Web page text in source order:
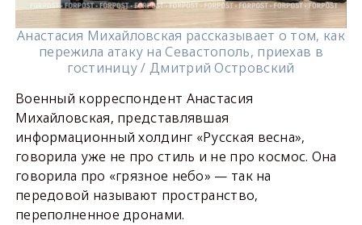
Анастасия Михайловская рассказывает о том, как
пережила атаку на Севастополь, приехав в
гостиницу / Дмитрий Островский
Военный корреспондент Анастасия
Михайловская, представлявшая
информационный холдинг «Русская весна»,
говорила уже не про стиль и не про космос. Она
говорила про «грязное небо» — так на
передовой называют пространство,
переполненное дронами.